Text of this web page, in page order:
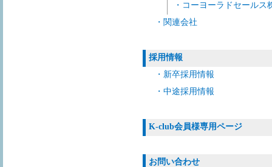
・コーヨーラドセールス
・関連会社
採用情報
・新卒採用情報
・中途採用情報
K-club会員様専用ページ
お問い合わせ